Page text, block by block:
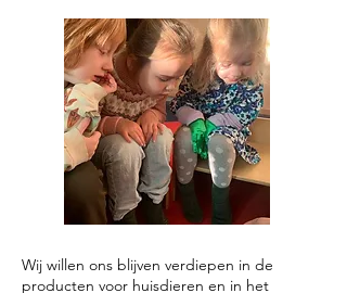
Wij willen ons blijven verdiepen in de
producten voor huisdieren en in het